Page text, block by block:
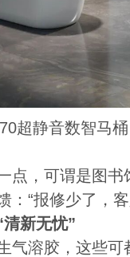
超静音数智马桶
，可谓是图书
“报修少了，客
新无忧”
溶胶，这些可